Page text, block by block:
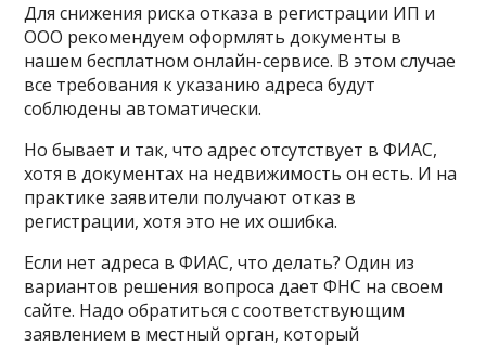
Для снижения риска отказа в регистрации ИП и
ООО рекомендуем оформлять документы в
нашем бесплатном онлайн-сервисе. В этом случае
все требования к указанию адреса будут
соблюдены автоматически.
Но бывает и так, что адрес отсутствует в ФИАС,
хотя в документах на недвижимость он есть. И на
практике заявители получают отказ в
регистрации, хотя это не их ошибка.
Если нет адреса в ФИАС, что делать? Один из
вариантов решения вопроса дает ФНС на своем
сайте. Надо обратиться с соответствующим
заявлением в местный орган, который